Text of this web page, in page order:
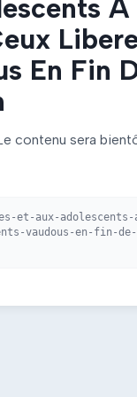
A
En Fin
contenu sera
et-aux-adolescents-
vaudous-en-fin-de-